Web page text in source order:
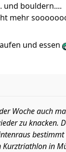
und bouldern....
mehr
und essen
Woche auch
zu knacken.
in